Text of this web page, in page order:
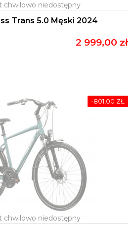
Trans 5.0 Męski 2024
2 999,00 zł
-801,00 ZŁ